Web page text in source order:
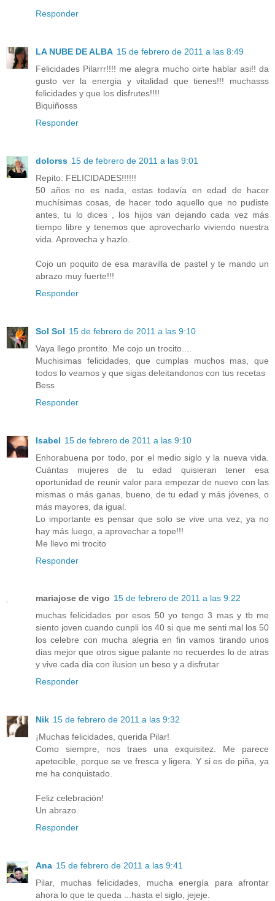
Responder
LA NUBE DE ALBA 15 de febrero de 2011 a las 8:49
Felicidades Pilarrr!!!! me alegra mucho oirte hablar asi!! da
gusto ver la energia y vitalidad que tienes!!! muchasss
felicidades y que los disfrutes!!!!
Biquiñosss
Responder
dolorss 15 de febrero de 2011 a las 9:01
Repito: FELICIDADES!!!!!!
50 años no es nada, estas todavía en edad de hacer
muchísimas cosas, de hacer todo aquello que no pudiste
antes, tu lo dices , los hijos van dejando cada vez más
tiempo libre y tenemos que aprovecharlo viviendo nuestra
vida. Aprovecha y hazlo.
Cojo un poquito de esa maravilla de pastel y te mando un
abrazo muy fuerte!!!
Responder
Sol Sol 15 de febrero de 2011 a las 9:10
Vaya llego prontito. Me cojo un trocito....
Muchisimas felicidades, que cumplas muchos mas, que
todos lo veamos y que sigas deleitandonos con tus recetas
Bess
Responder
Isabel 15 de febrero de 2011 a las 9:10
Enhorabuena por todo, por el medio siglo y la nueva vida.
Cuántas mujeres de tu edad quisieran tener esa
oportunidad de reunir valor para empezar de nuevo con las
mismas o más ganas, bueno, de tu edad y más jóvenes, o
más mayores, da igual.
Lo importante es pensar que solo se vive una vez, ya no
hay más luego, a aprovechar a tope!!!
Me llevo mi trocito
Responder
mariajose de vigo 15 de febrero de 2011 a las 9:22
muchas felicidades por esos 50 yo tengo 3 mas y tb me
siento joven cuando cunpli los 40 si que me senti mal los 50
los celebre con mucha alegria en fin vamos tirando unos
dias mejor que otros sigue palante no recuerdes lo de atras
y vive cada dia con ilusion un beso y a disfrutar
Responder
Nik 15 de febrero de 2011 a las 9:32
¡Muchas felicidades, querida Pilar!
Como siempre, nos traes una exquisitez. Me parece
apetecible, porque se ve fresca y ligera. Y si es de piña, ya
me ha conquistado.
Feliz celebración!
Un abrazo.
Responder
Ana 15 de febrero de 2011 a las 9:41
Pilar, muchas felicidades, mucha energía para afrontar
ahora lo que te queda ...hasta el siglo, jejeje.